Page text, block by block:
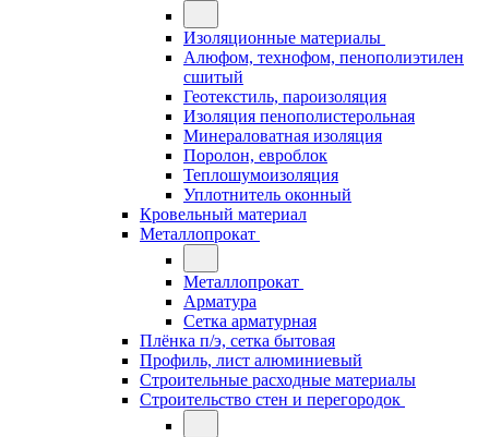
Изоляционные материалы
Алюфом, технофом, пенополиэтилен
сшитый
Геотекстиль, пароизоляция
Изоляция пенополистерольная
Минераловатная изоляция
Поролон, евроблок
Теплошумоизоляция
Уплотнитель оконный
Кровельный материал
Металлопрокат
Металлопрокат
Арматура
Сетка арматурная
Плёнка п/э, сетка бытовая
Профиль, лист алюминиевый
Строительные расходные материалы
Строительство стен и перегородок